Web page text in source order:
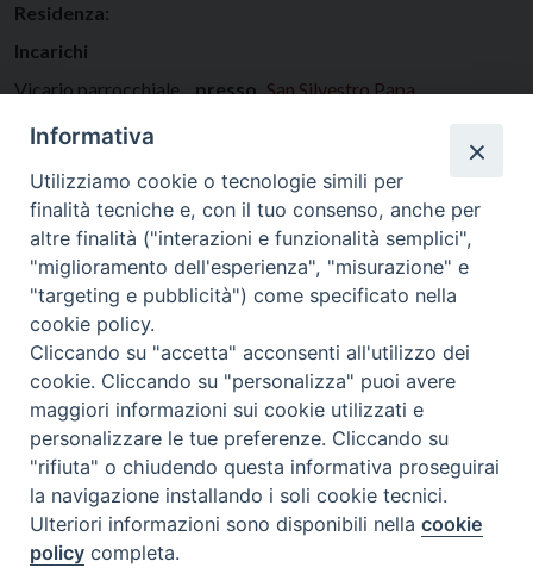
Residenza:
Incarichi
Vicario parrocchiale
presso San Silvestro Papa
Vicario parrocchiale
Piazza Mario Dottori, 14
02047 Poggio Mirteto (Rieti)
Informativa
Utilizziamo cookie o tecnologie simili per
finalità tecniche e, con il tuo consenso, anche per
altre finalità ("interazioni e funzionalità semplici",
"miglioramento dell'esperienza", "misurazione" e
"targeting e pubblicità") come specificato nella
cookie policy.
Cliccando su "accetta" acconsenti all'utilizzo dei
cookie. Cliccando su "personalizza" puoi avere
maggiori informazioni sui cookie utilizzati e
personalizzare le tue preferenze. Cliccando su
"rifiuta" o chiudendo questa informativa proseguirai
la navigazione installando i soli cookie tecnici.
Ulteriori informazioni sono disponibili nellacookie
policy completa.